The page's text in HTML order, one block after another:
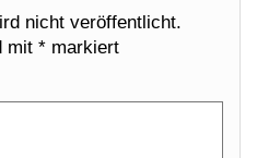
nicht veröffentlicht.
mit * markiert